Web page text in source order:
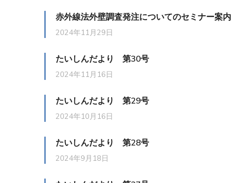
赤外線法外壁調査発注についてのセミナー案内
2024年11月29日
たいしんだより 第30号
2024年11月16日
たいしんだより 第29号
2024年10月16日
たいしんだより 第28号
2024年9月18日